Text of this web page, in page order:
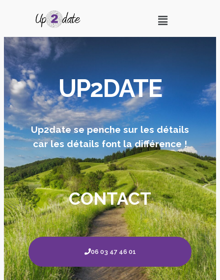
UP2DATE
Up2date se penche sur les détails
car les détails font la différence !
CONTACT
06 03 47 46 01